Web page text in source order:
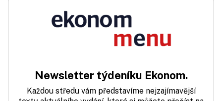
Newsletter týdeníku Ekonom.
Každou středu vám představíme nejzajímavější